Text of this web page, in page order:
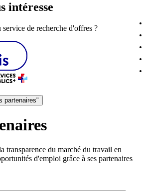
intéresse
de recherche d'offres ?
partenaires"
transparence du marché du travail en
d'emploi grâce à ses partenaires